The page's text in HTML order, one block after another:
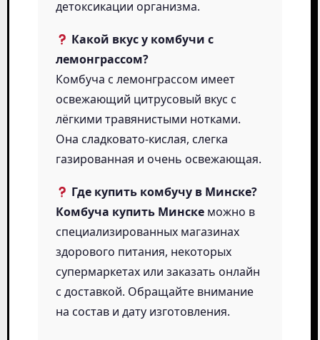
детоксикации организма.
Какой вкус у комбучи с
лемонграссом?
Комбуча с лемонграссом имеет
освежающий цитрусовый вкус с
лёгкими травянистыми нотками.
Она сладковато-кислая, слегка
газированная и очень освежающая.
Где купить комбучу в Минске?
Комбуча купить Минскеможно в
специализированных магазинах
здорового питания, некоторых
супермаркетах или заказать онлайн
с доставкой. Обращайте внимание
на состав и дату изготовления.